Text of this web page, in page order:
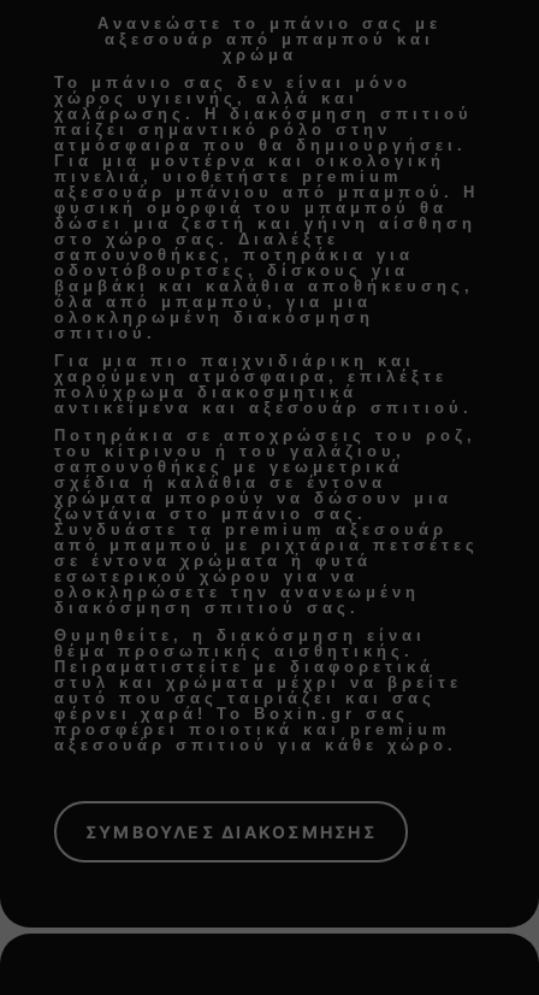
Ανανεώστε το μπάνιο σας με
αξεσουάρ από μπαμπού και
χρώμα
Το μπάνιο σας δεν είναι μόνο
χώρος υγιεινής, αλλά και
χαλάρωσης. Η διακόσμηση σπιτιού
παίζει σημαντικό ρόλο στην
ατμόσφαιρα που θα δημιουργήσει.
Για μια μοντέρνα και οικολογική
πινελιά, υιοθετήστε premium
αξεσουάρ μπάνιου από μπαμπού . Η
φυσική ομορφιά του μπαμπού θα
δώσει μια ζεστή και γήινη αίσθηση
στο χώρο σας. Διαλέξτε
σαπουνοθήκες, ποτηράκια για
οδοντόβουρτσες, δίσκους για
βαμβάκι και καλάθια αποθήκευσης ,
όλα από μπαμπού, για μια
ολοκληρωμένη διακόσμηση
σπιτιού .
Για μια πιο παιχνιδιάρικη και
χαρούμενη ατμόσφαιρα, επιλέξτε
πολύχρωμα διακοσμητικά
αντικείμενα και αξεσουάρ σπιτιού .
Ποτηράκια σε αποχρώσεις του ροζ,
του κίτρινου ή του γαλάζιου,
σαπουνοθήκες με γεωμετρικά
σχέδια ή καλάθια σε έντονα
χρώματα μπορούν να δώσουν μια
ζωντάνια στο μπάνιο σας.
Συνδυάστε τα premium αξεσουάρ
από μπαμπού
με ριχτάρια πετσέτες
σε έντονα χρώματα ή φυτά
εσωτερικού χώρου για να
ολοκληρώσετε την ανανεωμένη
διακόσμηση σπιτιού
σας.
Θυμηθείτε, η διακόσμηση είναι
θέμα προσωπικής αισθητικής.
Πειραματιστείτε με διαφορετικά
στυλ και χρώματα μέχρι να βρείτε
αυτό που σας ταιριάζει και σας
φέρνει χαρά! Το Boxin.gr σας
προσφέρει ποιοτικά και premium
αξεσουάρ σπιτιού
για κάθε χώρο.
ΣΥΜΒΟΥΛΕΣ ΔΙΑΚΟΣΜΗΣΗΣ